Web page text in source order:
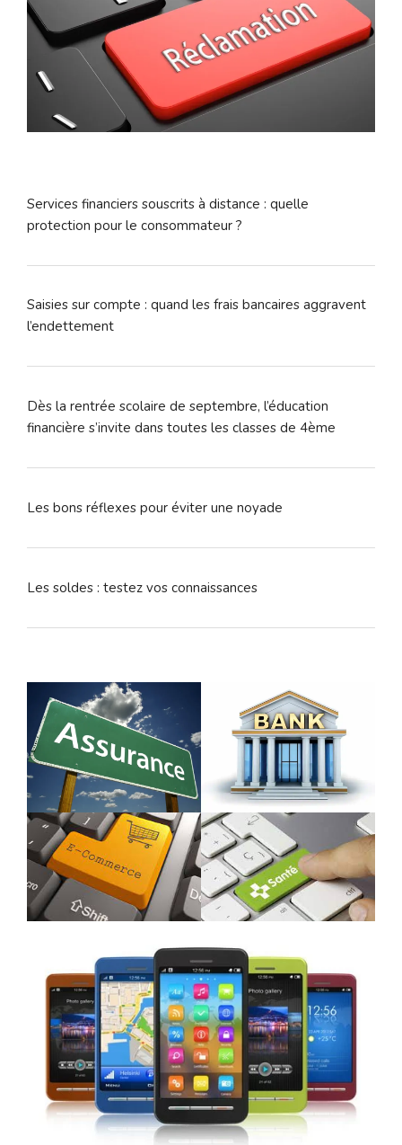
Services financiers souscrits à distance : quelle
protection pour le consommateur ?
Saisies sur compte : quand les frais bancaires aggravent
l’endettement
Dès la rentrée scolaire de septembre, l’éducation
financière s’invite dans toutes les classes de 4ème
Les bons réflexes pour éviter une noyade
Les soldes : testez vos connaissances